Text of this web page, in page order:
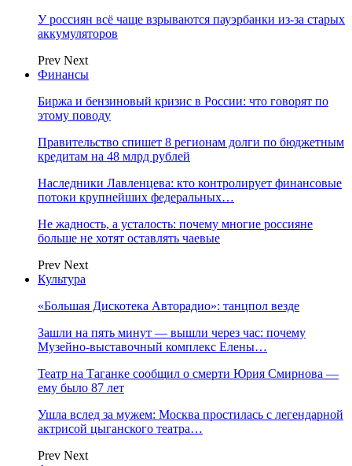
У россиян всё чаще взрываются пауэрбанки из-за старых
аккумуляторов
Prev Next
Финансы
Биржа и бензиновый кризис в России: что говорят по
этому поводу
Правительство спишет 8 регионам долги по бюджетным
кредитам на 48 млрд рублей
Наследники Лавленцева: кто контролирует финансовые
потоки крупнейших федеральных…
Не жадность, а усталость: почему многие россияне
больше не хотят оставлять чаевые
Prev Next
Культура
«Большая Дискотека Авторадио»: танцпол везде
Зашли на пять минут — вышли через час: почему
Музейно-выставочный комплекс Елены…
Театр на Таганке сообщил о смерти Юрия Смирнова —
ему было 87 лет
Ушла вслед за мужем: Москва простилась с легендарной
актрисой цыганского театра…
Prev Next